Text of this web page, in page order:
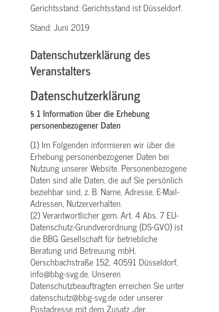
Gerichtsstand: Gerichtsstand ist Düsseldorf.
Stand: Juni 2019
Datenschutzerklärung des
Veranstalters
Datenschutzerklärung
§ 1 Information über die Erhebung
personenbezogener Daten
(1) Im Folgenden informieren wir über die
Erhebung personenbezogener Daten bei
Nutzung unserer Website. Personenbezogene
Daten sind alle Daten, die auf Sie persönlich
beziehbar sind, z. B. Name, Adresse, E-Mail-
Adressen, Nutzerverhalten.
(2) Verantwortlicher gem. Art. 4 Abs. 7 EU-
Datenschutz-Grundverordnung (DS-GVO) ist
die BBG Gesellschaft für betriebliche
Beratung und Betreuung mbH,
Oerschbachstraße 152, 40591 Düsseldorf,
info@bbg-svg.de. Unseren
Datenschutzbeauftragten erreichen Sie unter
datenschutz@bbg-svg.de oder unserer
Postadresse mit dem Zusatz „der